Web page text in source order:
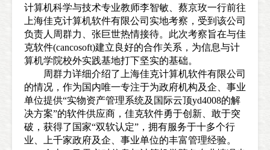
计算机科学与技术专业教师李智敏、蔡京玫一行前往
上海佳克计算机软件有限公司实地考察，受到该公司
负责人周群力、张巨世热情接待。此次考察旨在与佳
克软件(cancosoft)建立良好的合作关系，为信息与计
算机学院校外实践基地打下坚实的基础。
周群力详细介绍了上海佳克计算机软件有限公司
的情况，作为国内唯一专注于为政府机构及企、事业
单位提供“实物资产管理系统及国际云顶yd4008的解
决方案”的软件供应商，佳克软件勇于创新、敢于突
破，获得了国家“双软认定”，拥有服务于十多个行
业、上千家政府及企、事业单位的丰富管理经验。